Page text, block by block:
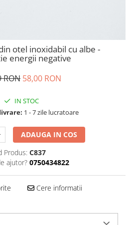
otel inoxidabil cu albe -
energii negative
RON 58,00 RON
IN STOC
1 - 7 zile lucratoare
ADAUGA IN COS
Produs: C837
ajutor? 0750434822
Cere informatii